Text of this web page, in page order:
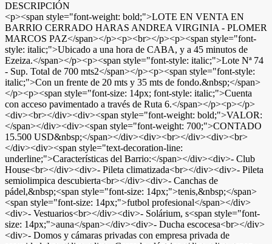
DESCRIPCIÓN
<p><span style="font-weight: bold;">LOTE EN VENTA EN
BARRIO CERRADO HARAS ANDREA VIRGINIA - PLOMER
MARCOS PAZ</span></p><p><br></p><p><span style="font-
style: italic;">Ubicado a una hora de CABA, y a 45 minutos de
Ezeiza.</span></p><p><span style="font-style: italic;">Lote Nª 74
- Sup. Total de 700 mts2</span></p><p><span style="font-style:
italic;">Con un frente de 20 mts y 35 mts de fondo.&nbsp;</span>
</p><p><span style="font-size: 14px; font-style: italic;">Cuenta
con acceso pavimentado a través de Ruta 6.</span></p><p></p>
<div><br></div><div><span style="font-weight: bold;">VALOR:
</span></div><div><span style="font-weight: 700;">CONTADO
15.500 USD&nbsp;</span></div><div><br></div><div><br>
</div><div><span style="text-decoration-line:
underline;">Características del Barrio:</span></div><div>- Club
House<br></div><div>- Pileta climatizada<br></div><div>- Pileta
semiolimpica descubierta<br></div><div>- Canchas de
pádel,&nbsp;<span style="font-size: 14px;">tenis,&nbsp;</span>
<span style="font-size: 14px;">futbol profesional</span></div>
<div>- Vestuarios<br></div><div>- Solárium, s<span style="font-
size: 14px;">auna</span></div><div>- Ducha escocesa<br></div>
<div>- Domos y cámaras privadas con empresa privada de